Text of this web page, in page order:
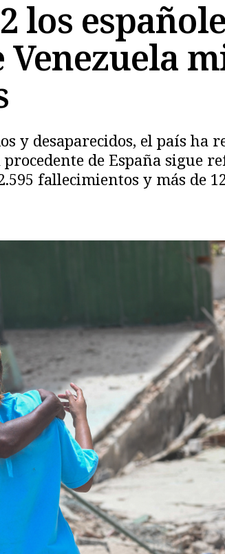
los
y desaparecidos, el país ha
de España sigue
fallecimientos y más de
Copiar